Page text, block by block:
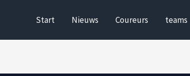
Start Nieuws Coureurs teams